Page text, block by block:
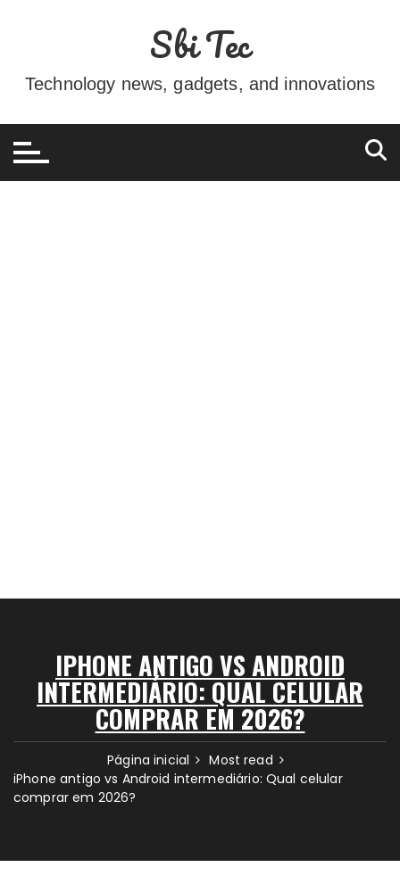
conteúdo
Sbi Tec
Technology news, gadgets, and innovations
IPHONE ANTIGO VS ANDROID
INTERMEDIÁRIO: QUAL CELULAR
COMPRAR EM 2026?
Página inicial
Most read
iPhone antigo vs Android intermediário: Qual celular
comprar em 2026?